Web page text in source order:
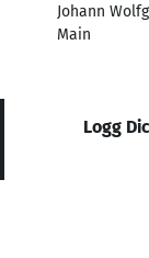
Johann
Main
Logg